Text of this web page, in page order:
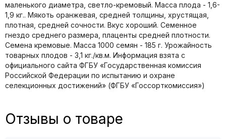
маленького диаметра, светло-кремовый. Масса плода - 1,6-
1,9 кг.. Мякоть оранжевая, средней толщины, хрустящая,
плотная, средней сочности. Вкус хороший. Семенное
гнездо среднего размера, плаценты средней плотности.
Семена кремовые. Масса 1000 семян - 185 г. Урожайность
товарных плодов - 3,1 кг./кв.м. Информация взята с
официального сайта ФГБУ «Государственная комиссия
Российской Федерации по иcпытанию и охране
селекционных достижений» (ФГБУ «Госсорткомиссия»)
Отзывы о товаре